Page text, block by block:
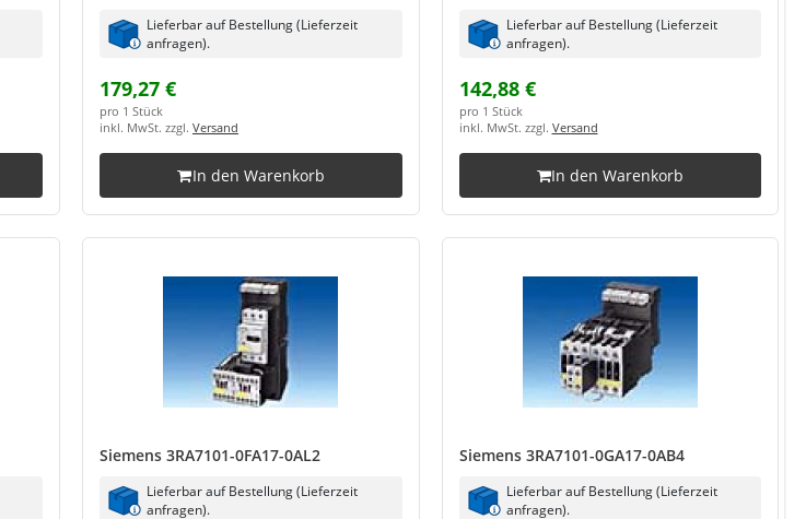
Lieferbar auf Bestellung (Lieferzeit
anfragen).
179,27 €
pro 1 Stück
inkl. MwSt. zzgl. Versand
In den Warenkorb
Lieferbar auf Bestellung (Lieferzeit
anfragen).
142,88 €
pro 1 Stück
inkl. MwSt. zzgl. Versand
In den Warenkorb
Siemens 3RA7101-0FA17-0AL2
Lieferbar auf Bestellung (Lieferzeit
anfragen).
Siemens 3RA7101-0GA17-0AB4
Lieferbar auf Bestellung (Lieferzeit
anfragen).